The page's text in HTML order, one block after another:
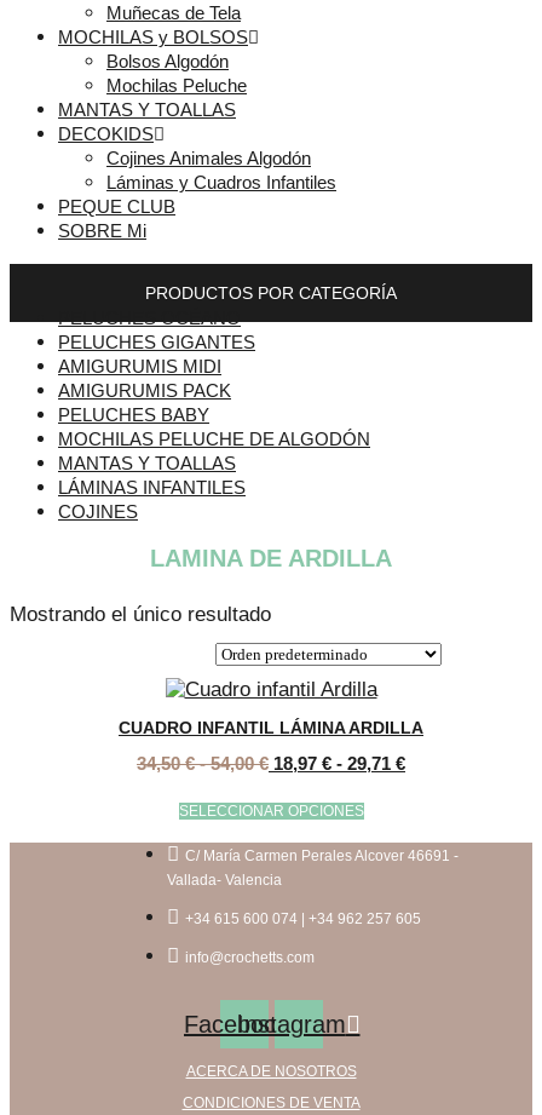
Muñecas de Tela
MOCHILAS y BOLSOS
Bolsos Algodón
Mochilas Peluche
MANTAS Y TOALLAS
DECOKIDS
Cojines Animales Algodón
Láminas y Cuadros Infantiles
PEQUE CLUB
SOBRE Mi
PRODUCTOS POR CATEGORÍA
PELUCHES OCÉANO
PELUCHES GIGANTES
AMIGURUMIS MIDI
AMIGURUMIS PACK
PELUCHES BABY
MOCHILAS PELUCHE DE ALGODÓN
MANTAS Y TOALLAS
LÁMINAS INFANTILES
COJINES
LAMINA DE ARDILLA
Mostrando el único resultado
CUADRO INFANTIL LÁMINA ARDILLA
34,50€ - 54,00€Rango
precios:
desde
34,50 €
hasta
54,00 €
18,97 € - 29,71 €Rango
18,97 €
hasta
SELECCIONAR OPCIONESEste
tiene
Las
C/ María Carmen Perales Alcover 46691 -
Vallada- Valencia
+34 615 600 074 | +34 962 257 605
info@crochetts.com
FacebookInstagram
ACERCA DE NOSOTROS
CONDICIONES DE VENTA